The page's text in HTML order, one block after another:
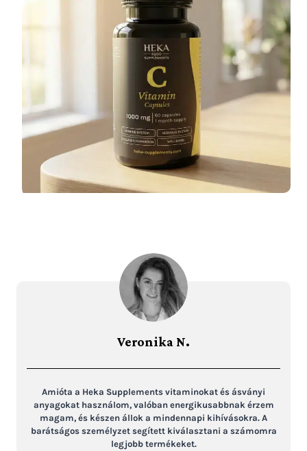
Veronika N.
Amióta a Heka Supplements vitaminokat és ásványi
anyagokat használom, valóban energikusabbnak érzem
magam, és készen állok a mindennapi kihívásokra. A
barátságos személyzet segített kiválasztani a számomra
legjobb termékeket.